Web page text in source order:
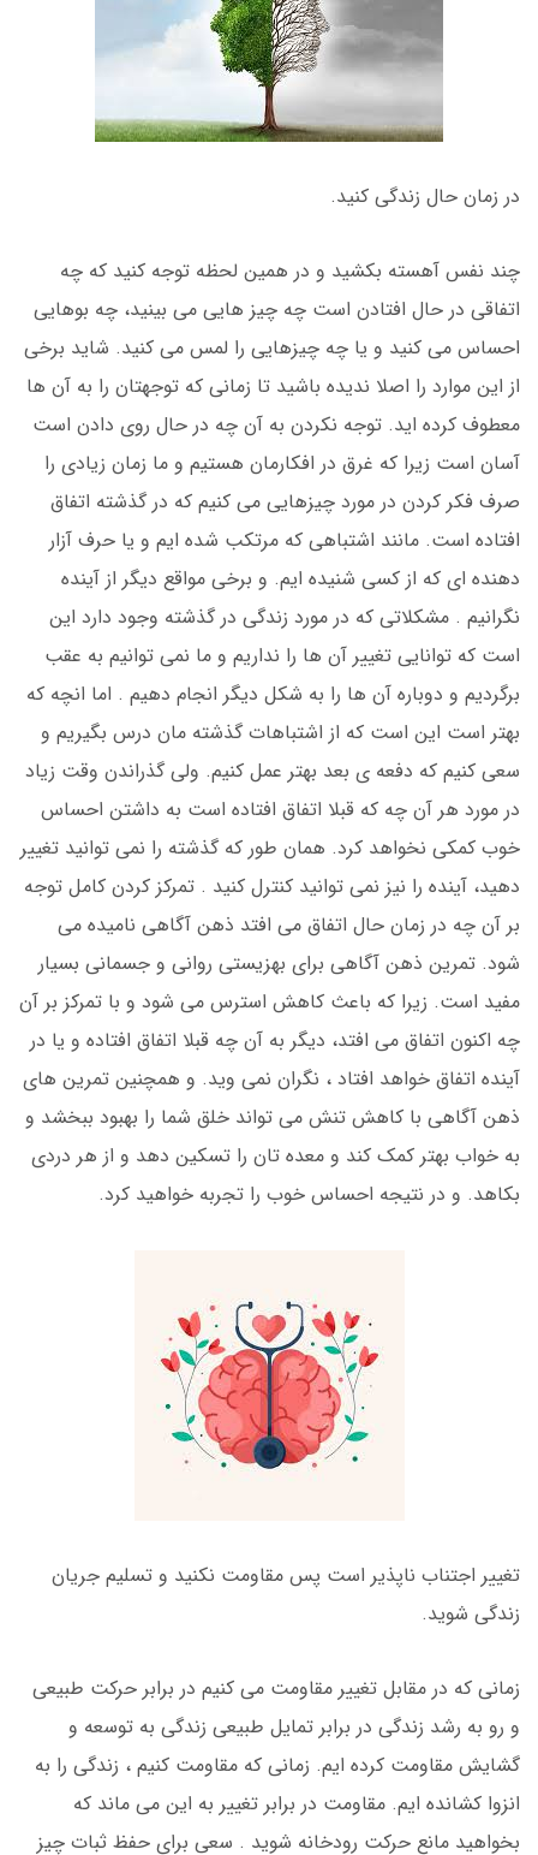
در زمان حال زندگی کنید.
چند نفس آهسته بکشید و در همین لحظه توجه کنید که چه
اتفاقی در حال افتادن است چه چیز هایی می بینید، چه بوهایی
احساس می کنید و یا چه چیزهایی را لمس می کنید. شاید برخی
از این موارد را اصلا ندیده باشید تا زمانی که توجهتان را به آن ها
معطوف کرده اید. توجه نکردن به آن چه در حال روی دادن است
آسان است زیرا که غرق در افکارمان هستیم و ما زمان زیادی را
صرف فکر کردن در مورد چیزهایی می کنیم که در گذشته اتفاق
افتاده است. مانند اشتباهی که مرتکب شده ایم و یا حرف آزار
دهنده ای که از کسی شنیده ایم. و برخی مواقع دیگر از آینده
نگرانیم . مشکلاتی که در مورد زندگی در گذشته وجود دارد این
است که توانایی تغییر آن ها را نداریم و ما نمی توانیم به عقب
برگردیم و دوباره آن ها را به شکل دیگر انجام دهیم . اما انچه که
بهتر است این است که از اشتباهات گذشته مان درس بگیریم و
سعی کنیم که دفعه ی بعد بهتر عمل کنیم. ولی گذراندن وقت زیاد
در مورد هر آن چه که قبلا اتفاق افتاده است به داشتن احساس
خوب کمکی نخواهد کرد. همان طور که گذشته را نمی توانید تغییر
دهید، آینده را نیز نمی توانید کنترل کنید . تمرکز کردن کامل توجه
بر آن چه در زمان حال اتفاق می افتد ذهن آگاهی نامیده می
شود. تمرین ذهن آگاهی برای بهزیستی روانی و جسمانی بسیار
مفید است. زیرا که باعث کاهش استرس می شود و با تمرکز بر آن
چه اکنون اتفاق می افتد، دیگر به آن چه قبلا اتفاق افتاده و یا در
آینده اتفاق خواهد افتاد ، نگران نمی وید. و همچنین تمرین های
ذهن آگاهی با کاهش تنش می تواند خلق شما را بهبود ببخشد و
به خواب بهتر کمک کند و معده تان را تسکین دهد و از هر دردی
بکاهد. و در نتیجه احساس خوب را تجربه خواهید کرد.
تغییر اجتناب ناپذیر است پس مقاومت نکنید و تسلیم جریان
زندگی شوید.
زمانی که در مقابل تغییر مقاومت می کنیم در برابر حرکت طبیعی
و رو به رشد زندگی در برابر تمایل طبیعی زندگی به توسعه و
گشایش مقاومت کرده ایم. زمانی که مقاومت کنیم ، زندگی را به
انزوا کشانده ایم. مقاومت در برابر تغییر به این می ماند که
بخواهید مانع حرکت رودخانه شوید . سعی برای حفظ ثبات چیز